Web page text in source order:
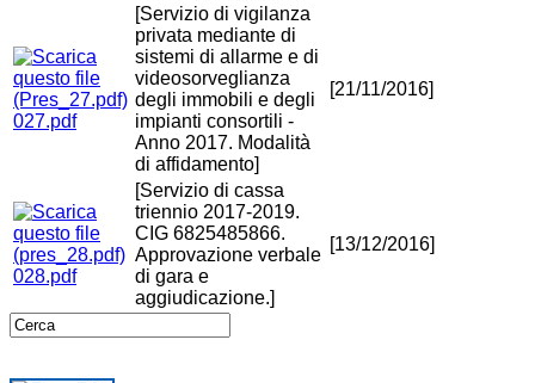
027.pdf
[Servizio di vigilanza
privata mediante di
sistemi di allarme e di
videosorveglianza
degli immobili e degli
impianti consortili -
Anno 2017. Modalità
di affidamento]
[21/11/2016]
028.pdf
[Servizio di cassa
triennio 2017-2019.
CIG 6825485866.
Approvazione verbale
di gara e
aggiudicazione.]
[13/12/2016]